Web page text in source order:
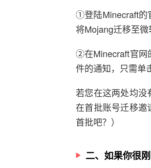
①登陆Minecraft的
将Mojang迁移至微
②在Minecraft官网
件的通知，只需单
若您在这两处均没
在首批账号迁移邀
首批吧？）
二、如果你很